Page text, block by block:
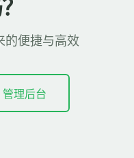
的便捷与高效
管理后台